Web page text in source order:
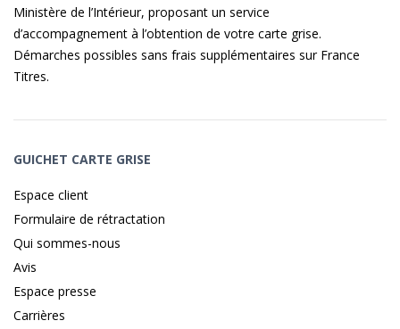
Ministère de l’Intérieur, proposant un service
d’accompagnement à l’obtention de votre carte grise.
Démarches possibles sans frais supplémentaires sur France
Titres.
GUICHET CARTE GRISE
Espace client
Formulaire de rétractation
Qui sommes-nous
Avis
Espace presse
Carrières